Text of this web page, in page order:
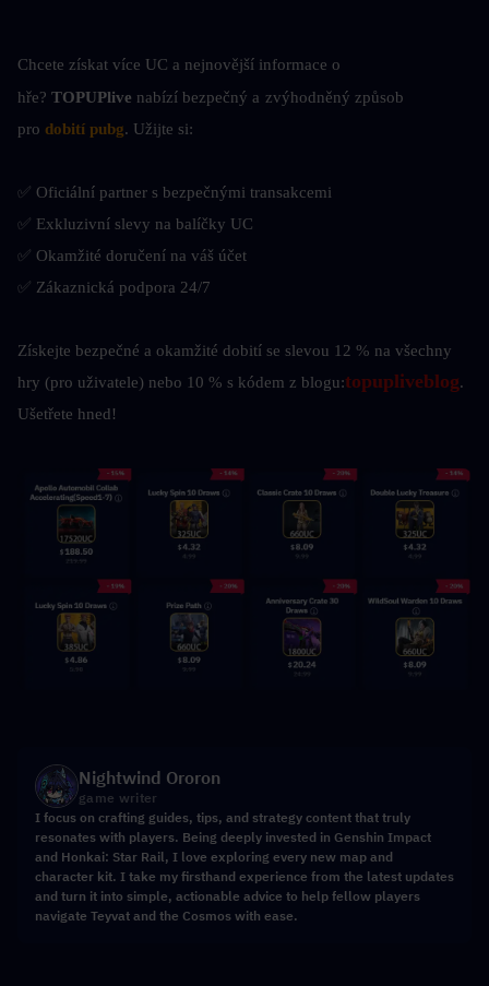
Chcete získat více UC a nejnovější informace o
hře? TOPUPlive nabízí bezpečný a zvýhodněný způsob
pro dobití pubg. Užijte si:
✅ Oficiální partner s bezpečnými transakcemi
✅ Exkluzivní slevy na balíčky UC
✅ Okamžité doručení na váš účet
✅ Zákaznická podpora 24/7
Získejte bezpečné a okamžité dobití se slevou 12 % na všechny
hry (pro uživatele) nebo 10 % s kódem z blogu:topupliveblog.
Ušetřete hned!
Nightwind Ororon
game writer
I focus on crafting guides, tips, and strategy content that truly
resonates with players. Being deeply invested in Genshin Impact
and Honkai: Star Rail, I love exploring every new map and
character kit. I take my firsthand experience from the latest updates
and turn it into simple, actionable advice to help fellow players
navigate Teyvat and the Cosmos with ease.